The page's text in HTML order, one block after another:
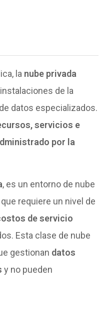
la nube privada
de la
datos especializados.
servicios e
por la
, es un entorno de nube
que requiere un nivel de
de servicio
Esta clase de nube
gestionan datos
y no pueden